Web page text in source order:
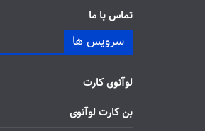
تماس با ما
سرویس ها
لوآنوی کارت
بن کارت لوآنوی